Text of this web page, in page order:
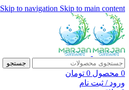
Skip to navigation Skip to main content
جستجو
0 محصول 0 تومان
ورود / ثبت نام